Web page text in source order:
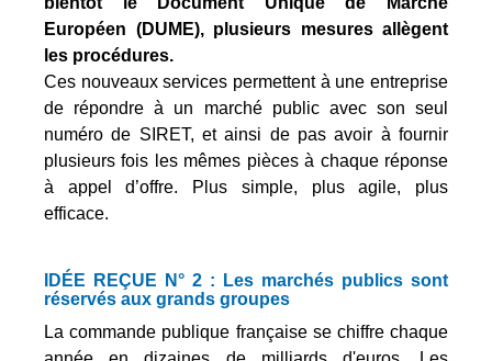
Européen (DUME), plusieurs mesures allègent
les procédures.
Ces nouveaux services permettent à une entreprise
de répondre à un marché public avec son seul
numéro de SIRET, et ainsi de pas avoir à fournir
plusieurs fois les mêmes pièces à chaque réponse
à appel d’offre. Plus simple, plus agile, plus
efficace.
IDÉE REÇUE N° 2 : Les marchés publics sont
réservés aux grands groupes
La commande publique française se chiffre chaque